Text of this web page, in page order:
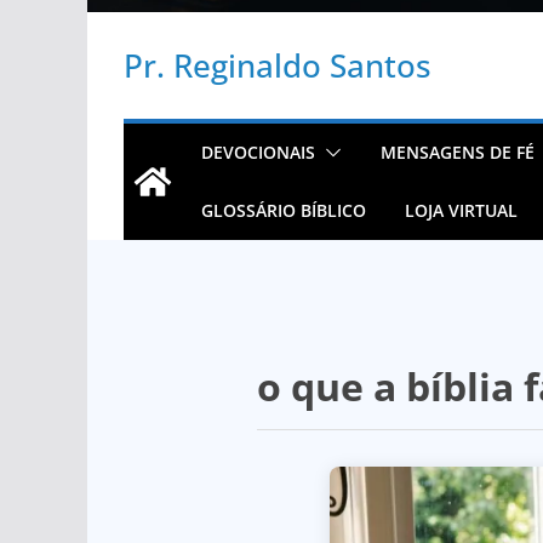
Pr. Reginaldo Santos
DEVOCIONAIS MENSAGENS DE FÉ
GLOSSÁRIO BÍBLICO LOJA VIRTUAL
o que a bíblia